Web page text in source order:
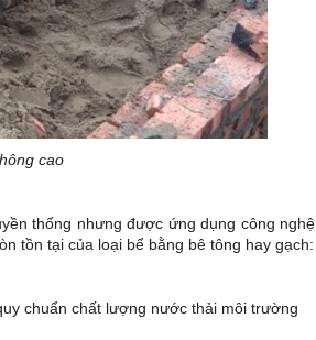
cao
thống nhưng được ứng dụng công nghệ
tồn tại của loại bể bằng bê tông hay gạch:
chuẩn chất lượng nước thải môi trường